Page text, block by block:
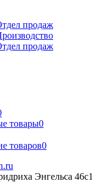
продаж
продаж
товары0
товаров0
Энгельса 46с1